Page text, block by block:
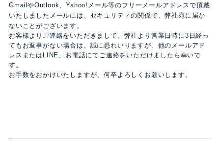
GmailやOutlook、Yahoo!メール等のフリーメールアドレスで頂戴
いたしましたメールには、セキュリティの関係で、弊社宛に届か
ないことがございます。
お客様よりご連絡をいただきまして、弊社より営業日時に3日経っ
てもお返事がない場合は、誠に恐れいりますが、他のメールアド
レスまたはLINE、お電話にてご連絡をいただけましたら幸いで
す。
お手数をおかけいたしますが、何卒よろしくお願いします。